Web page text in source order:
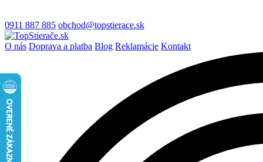
0911 887 885 obchod@topstierace.sk
O nás Doprava a platba Blog Reklamácie Kontakt